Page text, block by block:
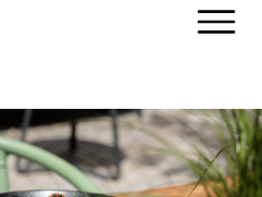
WIR
SUCHEN:
Restaurantfachkräfte
WIR
SUCHEN:
Restaurantfachkräfte
WIR
SUCHEN:
Restaurantfachkräfte